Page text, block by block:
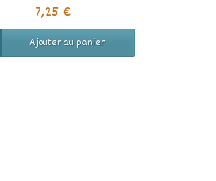
7,25 €
Ajouter au panier